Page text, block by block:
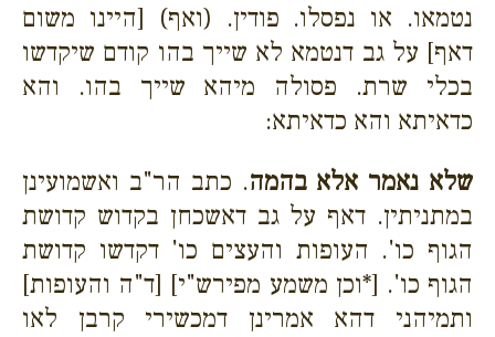
נטמאו. או נפסלו. פודין. (ואף) [היינו משום
דאף] על גב דנטמא לא שייך בהו קודם שיקדשו
בכלי שרת. פסולה מיהא שייך בהו. והא
כדאיתא והא כדאיתא:
שלא נאמר אלא בהמה. כתב הר"ב ואשמועינן
במתניתין. דאף על גב דאשכחן בקדוש קדושת
הגוף כו'. העופות והעצים כו' דקדשו קדושת
הגוף כו'. [*וכן משמע מפירש"י] [ד"ה והעופות]
ותמיהני דהא אמרינן דמכשירי קרבן לאו